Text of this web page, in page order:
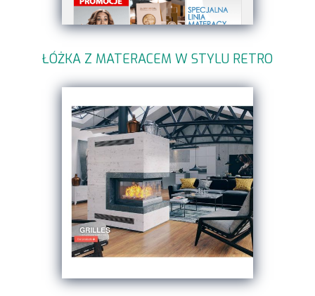
ŁÓŻKA Z MATERACEM W STYLU RETRO